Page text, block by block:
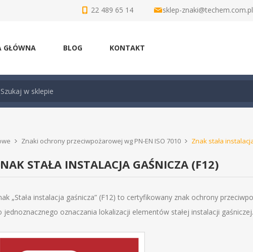
22 489 65 14 sklep-znaki@techem.com.pl
GŁÓWNA BLOG KONTAKT
Znaki ochrony przeciwpożarowej wg PN-EN ISO 7010 Znak stała
STAŁA INSTALACJA GAŚNICZA (F12)
„Stała instalacja gaśnicza” (F12) to certyfikowany znak ochrony
jednoznacznego oznaczania lokalizacji elementów stałej instalacji